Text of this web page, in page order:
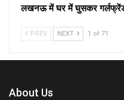
लखनऊ में घर में घुसकर गर्लफ्रेंड
PREV NEXT 1 of 71
About Us